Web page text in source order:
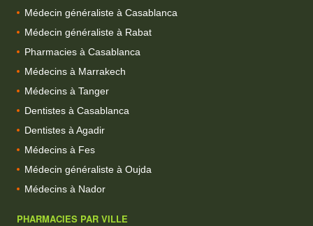
Médecin généraliste à Casablanca
Médecin généraliste à Rabat
Pharmacies à Casablanca
Médecins à Marrakech
Médecins à Tanger
Dentistes à Casablanca
Dentistes à Agadir
Médecins à Fes
Médecin généraliste à Oujda
Médecins à Nador
PHARMACIES PAR VILLE